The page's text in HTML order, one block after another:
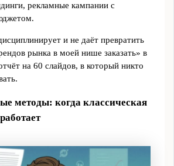
рекламные кампании с
и не даёт превратить
рынка в моей нише заказать» в
на 60 слайдов, в который никто
методы: когда классическая